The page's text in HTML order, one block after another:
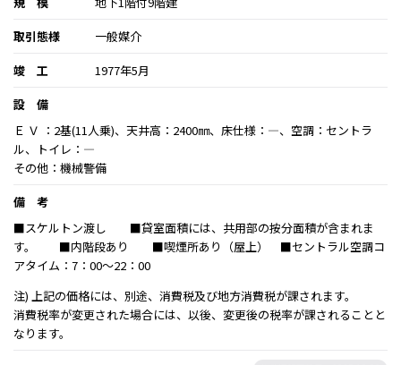
取引態様
一般媒介
竣 工
1977年5月
設 備
Ｅ Ｖ ：2基(11人乗)、天井高：2400㎜、床仕様：―、空調：セントラ
ル、トイレ：―
その他：機械警備
備 考
■スケルトン渡し ■貸室面積には、共用部の按分面積が含まれま
す。 ■内階段あり ■喫煙所あり（屋上） ■セントラル空調コ
アタイム：7：00～22：00
注) 上記の価格には、別途、消費税及び地方消費税が課されます。
消費税率が変更された場合には、以後、変更後の税率が課されることと
なります。